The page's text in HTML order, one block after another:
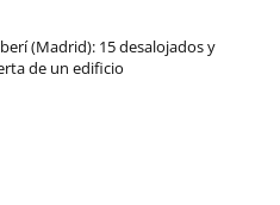
(Madrid): 15 desalojados y
de un edificio